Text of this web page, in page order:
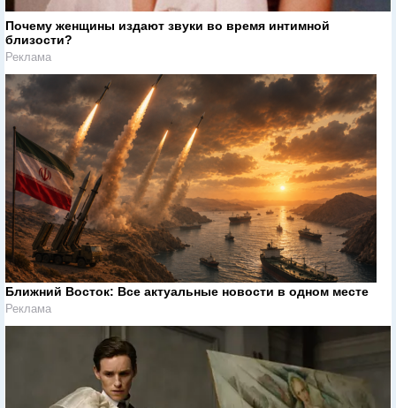
Почему женщины издают звуки во время интимной
близости?
Реклама
Ближний Восток: Все актуальные новости в одном месте
Реклама